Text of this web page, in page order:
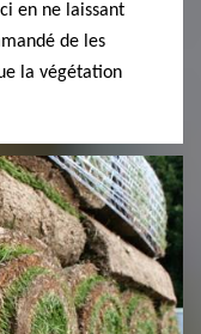
en ne laissant
de les
la végétation